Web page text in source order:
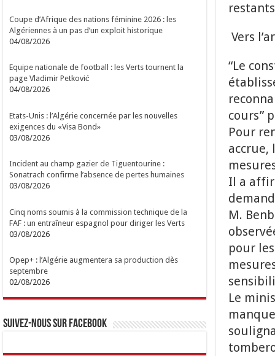
Vers
“Le
cours”
Pour
accrue,
Il a
M.
pour
Le
Coupe d’Afrique des nations féminine 2026 : les
Algériennes à un pas d’un exploit historique
04/08/2026
Equipe nationale de football : les Verts tournent la
page Vladimir Petković
04/08/2026
Etats-Unis : l’Algérie concernée par les nouvelles
exigences du «Visa Bond»
03/08/2026
Incident au champ gazier de Tiguentourine :
Sonatrach confirme l’absence de pertes humaines
03/08/2026
Cinq noms soumis à la commission technique de la
FAF : un entraîneur espagnol pour diriger les Verts
03/08/2026
Opep+ : l’Algérie augmentera sa production dès
septembre
02/08/2026
Suivez-nous sur Facebook